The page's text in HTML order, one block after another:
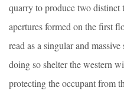
quarry to produce two distinct
apertures formed on the first
read as a singular and
doing so shelter the western
protecting the occupant from